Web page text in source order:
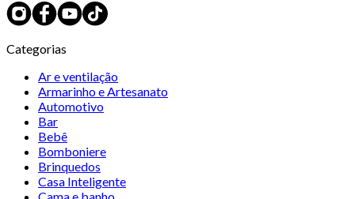
Categorias
Ar e ventilação
Armarinho e Artesanato
Automotivo
Bar
Bebê
Bomboniere
Brinquedos
Casa Inteligente